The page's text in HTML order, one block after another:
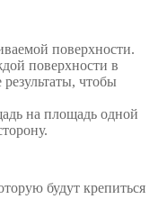
поверхности.
поверхности в
чтобы
на площадь одной
будут крепиться